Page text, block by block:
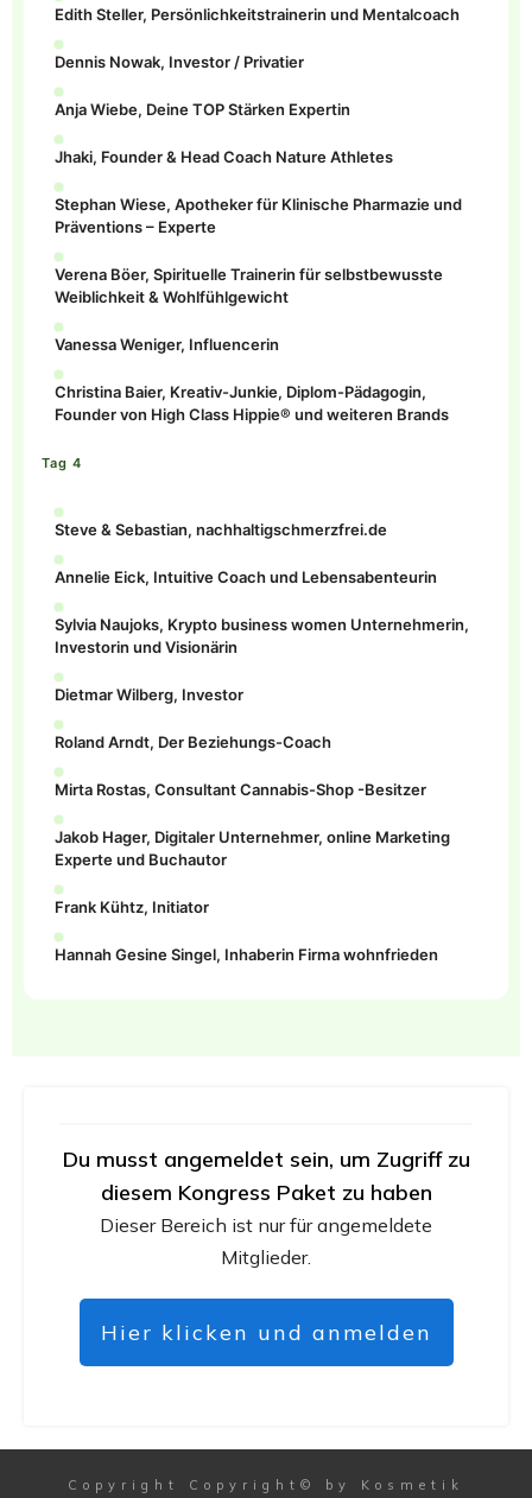
Du musst angemeldet sein, um Zugriff zu
diesem Kongress Paket zu haben
Dieser Bereich ist nur für angemeldete
Mitglieder.
Hier klicken und anmelden
Edith Steller, Persönlichkeitstrainerin und Mentalcoach
Dennis Nowak, Investor / Privatier
Anja Wiebe, Deine TOP Stärken Expertin
Jhaki, Founder & Head Coach Nature Athletes
Stephan Wiese, Apotheker für Klinische Pharmazie und
Präventions – Experte
Verena Böer, Spirituelle Trainerin für selbstbewusste
Weiblichkeit & Wohlfühlgewicht
Vanessa Weniger, Influencerin
Christina Baier, Kreativ-Junkie, Diplom-Pädagogin,
Founder von High Class Hippie® und weiteren Brands
Tag 4
Steve & Sebastian, nachhaltigschmerzfrei.de
Annelie Eick, Intuitive Coach und Lebensabenteurin
Sylvia Naujoks, Krypto business women Unternehmerin,
Investorin und Visionärin
Dietmar Wilberg, Investor
Roland Arndt, Der Beziehungs-Coach
Mirta Rostas, Consultant Cannabis-Shop -Besitzer
Jakob Hager, Digitaler Unternehmer, online Marketing
Experte und Buchautor
Frank Kühtz, Initiator
Hannah Gesine Singel, Inhaberin Firma wohnfrieden
Copyright Copyright© by Kosmetik